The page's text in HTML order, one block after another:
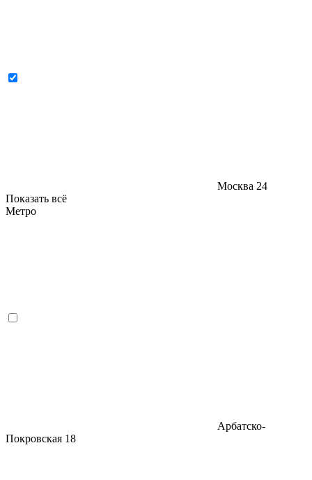
Москва 24
Показать всё
Метро
Арбатско-
Покровская 18